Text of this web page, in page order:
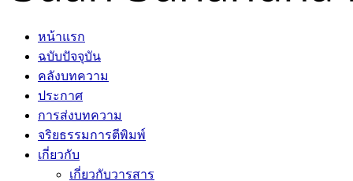
หน้าแรก
ฉบับปัจจุบัน
คลังบทความ
ประกาศ
การส่งบทความ
จริยธรรมการตีพิมพ์
เกี่ยวกับ
เกี่ยวกับวารสาร